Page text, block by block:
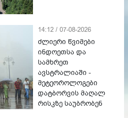
14:12 / 07-08-2026
ძლიერი წვიმები
ინდოეთსა და
სამხრეთ
ავსტრალიაში -
მეტეოროლოგები
დატბორვის მაღალ
რისკზე საუბრობენ